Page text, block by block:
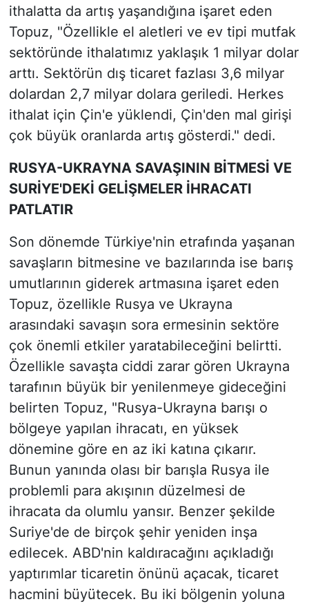
ithalatta da artış yaşandığına işaret eden
Topuz, "Özellikle el aletleri ve ev tipi mutfak
sektöründe ithalatımız yaklaşık 1 milyar dolar
arttı. Sektörün dış ticaret fazlası 3,6 milyar
dolardan 2,7 milyar dolara geriledi. Herkes
ithalat için Çin'e yüklendi, Çin'den mal girişi
çok büyük oranlarda artış gösterdi." dedi.
RUSYA-UKRAYNA SAVAŞININ BİTMESİ VE
SURİYE'DEKİ GELİŞMELER İHRACATI
PATLATIR
Son dönemde Türkiye'nin etrafında yaşanan
savaşların bitmesine ve bazılarında ise barış
umutlarının giderek artmasına işaret eden
Topuz, özellikle Rusya ve Ukrayna
arasındaki savaşın sora ermesinin sektöre
çok önemli etkiler yaratabileceğini belirtti.
Özellikle savaşta ciddi zarar gören Ukrayna
tarafının büyük bir yenilenmeye gideceğini
belirten Topuz, "Rusya-Ukrayna barışı o
bölgeye yapılan ihracatı, en yüksek
dönemine göre en az iki katına çıkarır.
Bunun yanında olası bir barışla Rusya ile
problemli para akışının düzelmesi de
ihracata da olumlu yansır. Benzer şekilde
Suriye'de de birçok şehir yeniden inşa
edilecek. ABD'nin kaldıracağını açıkladığı
yaptırımlar ticaretin önünü açacak, ticaret
hacmini büyütecek. Bu iki bölgenin yoluna